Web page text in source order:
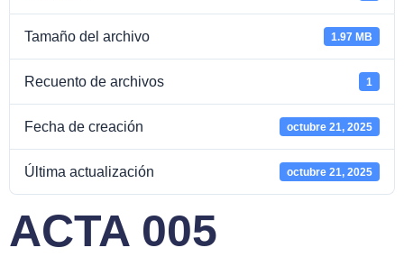
Tamaño del archivo 1.97 MB
Recuento de archivos 1
Fecha de creación octubre 21, 2025
Última actualización octubre 21, 2025
ACTA 005